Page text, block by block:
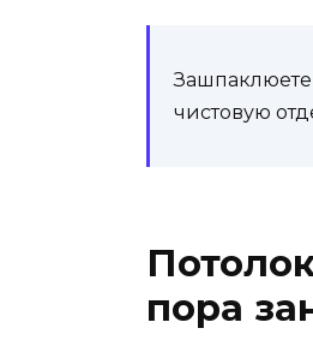
чистовую
пора